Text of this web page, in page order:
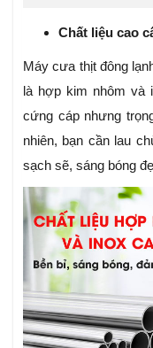
Chất liệu cao
Máy cưa thịt đông
là hợp kim nhôm và
cứng cáp nhưng
nhiên, bạn cần lau
sạch sẽ, sáng bóng